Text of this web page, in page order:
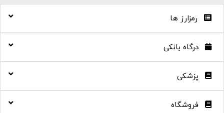
رمزارز ها
درگاه بانکی
پزشکی
فروشگاه